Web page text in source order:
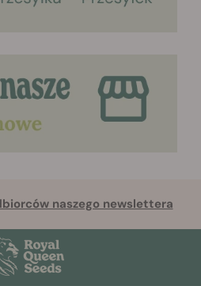
naszego newslettera